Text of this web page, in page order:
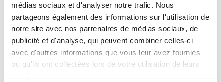
médias sociaux et d'analyser notre trafic. Nous
partageons également des informations sur l'utilisation de
notre site avec nos partenaires de médias sociaux, de
publicité et d'analyse, qui peuvent combiner celles-ci
avec d'autres informations que vous leur avez fournies
ou qu'ils ont collectées lors de votre utilisation de leurs
DK
Leaf-
eater
Basic
DK038
Prix par:15